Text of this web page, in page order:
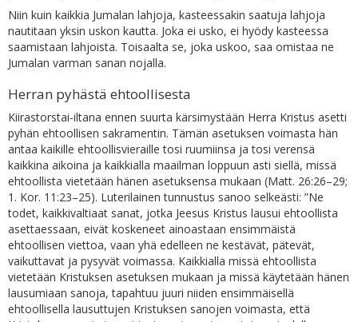
Niin kuin kaikkia Jumalan lahjoja, kasteessakin saatuja lahjoja
nautitaan yksin uskon kautta. Joka ei usko, ei hyödy kasteessa
saamistaan lahjoista. Toisaalta se, joka uskoo, saa omistaa ne
Jumalan varman sanan nojalla.
Herran pyhästä ehtoollisesta
Kiirastorstai-iltana ennen suurta kärsimystään Herra Kristus asetti
pyhän ehtoollisen sakramentin. Tämän asetuksen voimasta hän
antaa kaikille ehtoollisvieraille tosi ruumiinsa ja tosi verensä
kaikkina aikoina ja kaikkialla maailman loppuun asti siellä, missä
ehtoollista vietetään hänen asetuksensa mukaan (Matt. 26:26–29;
1. Kor. 11:23–25). Luterilainen tunnustus sanoo selkeästi: ”Ne
todet, kaikkivaltiaat sanat, jotka Jeesus Kristus lausui ehtoollista
asettaessaan, eivät koskeneet ainoastaan ensimmäistä
ehtoollisen viettoa, vaan yhä edelleen ne kestävät, pätevät,
vaikuttavat ja pysyvät voimassa. Kaikkialla missä ehtoollista
vietetään Kristuksen asetuksen mukaan ja missä käytetään hänen
lausumiaan sanoja, tapahtuu juuri niiden ensimmäisellä
ehtoollisella lausuttujen Kristuksen sanojen voimasta, että